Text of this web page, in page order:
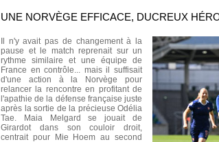
UNE NORVÈGE EFFICACE, DUCREUX
Il n'y avait pas de changement à la
pause et le match reprenait sur un
rythme similaire et une équipe de
France en contrôle... mais il suffisait
d'une action à la Norvège pour
relancer la rencontre en profitant de
l'apathie de la défense française juste
après la sortie de la précieuse Odélia
Tae. Maia Melgard se jouait de
Girardot dans son couloir droit,
centrait pour Mie Hoem au second